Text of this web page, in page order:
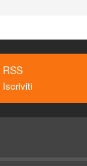
RSS
Iscriviti